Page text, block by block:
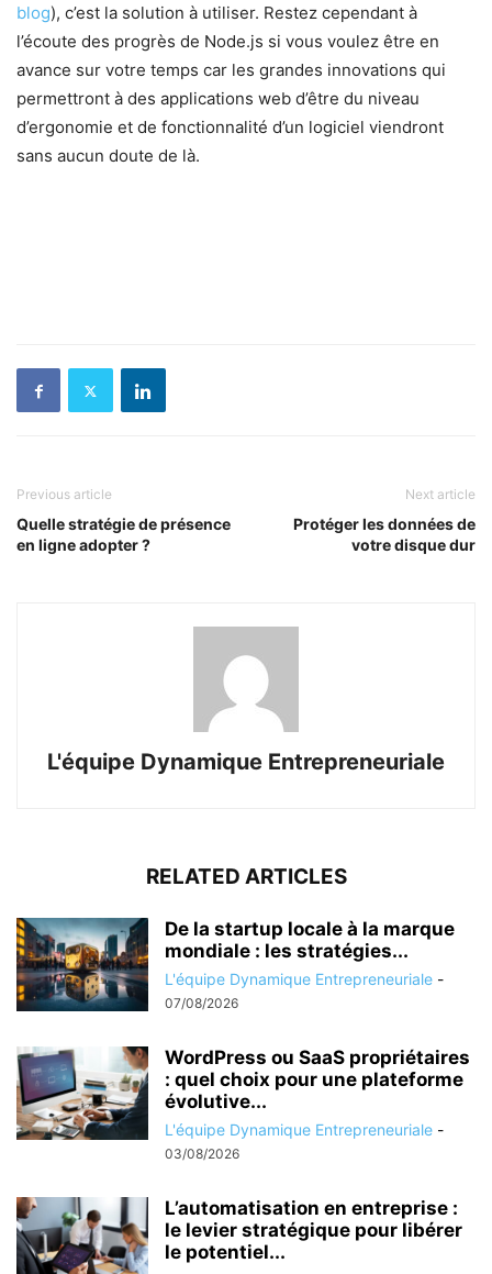
blog), c’est la solution à utiliser. Restez cependant à
l’écoute des progrès de Node.js si vous voulez être en
avance sur votre temps car les grandes innovations qui
permettront à des applications web d’être du niveau
d’ergonomie et de fonctionnalité d’un logiciel viendront
sans aucun doute de là.
Previous article
Quelle stratégie de présence
en ligne adopter ?
Next article
Protéger les données de
votre disque dur
L'équipe Dynamique Entrepreneuriale
RELATED ARTICLES
De la startup locale à la marque
mondiale : les stratégies...
L'équipe Dynamique Entrepreneuriale -
07/08/2026
WordPress ou SaaS propriétaires
: quel choix pour une plateforme
évolutive...
L'équipe Dynamique Entrepreneuriale -
03/08/2026
L’automatisation en entreprise :
le levier stratégique pour libérer
le potentiel...